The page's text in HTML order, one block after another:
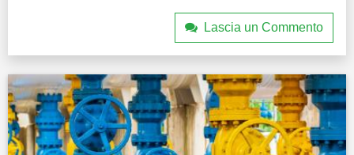
Lascia un Commento